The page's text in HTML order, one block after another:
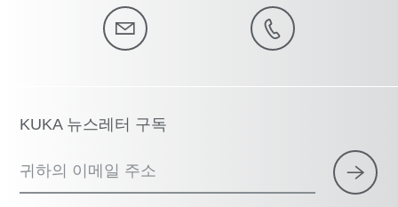
KUKA 뉴스레터 구독
귀하의 이메일 주소